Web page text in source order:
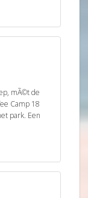
mÃ©t de
Camp 18
park. Een